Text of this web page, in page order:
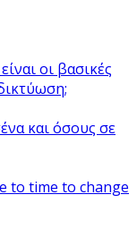
οι βασικές
και όσους σε
to time to change